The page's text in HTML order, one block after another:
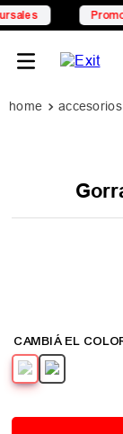
Promociones
accesorios